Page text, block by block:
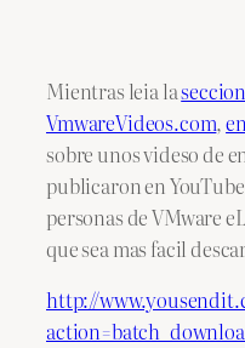
Mientras leia la
VmwareVideos.com,
sobre unos videso de
publicaron en
personas de VMware
que sea mas facil
http://